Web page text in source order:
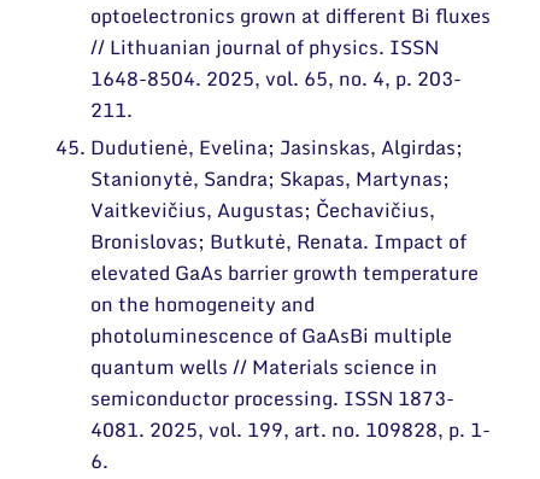
optoelectronics grown at different Bi fluxes
// Lithuanian journal of physics. ISSN
1648-8504. 2025, vol. 65, no. 4, p. 203-
211.
Dudutienė, Evelina; Jasinskas, Algirdas;
Stanionytė, Sandra; Skapas, Martynas;
Vaitkevičius, Augustas; Čechavičius,
Bronislovas; Butkutė, Renata. Impact of
elevated GaAs barrier growth temperature
on the homogeneity and
photoluminescence of GaAsBi multiple
quantum wells // Materials science in
semiconductor processing. ISSN 1873-
4081. 2025, vol. 199, art. no. 109828, p. 1-
6.